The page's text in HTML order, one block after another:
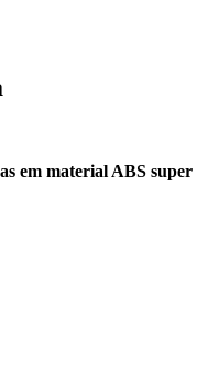
em material ABS super